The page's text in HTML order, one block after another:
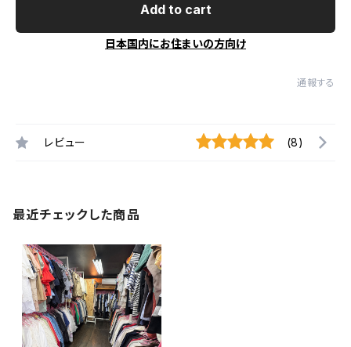
Add to cart
日本国内にお住まいの方向け
通報する
レビュー (8)
最近チェックした商品